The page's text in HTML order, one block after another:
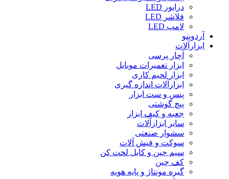
درایور LED
فلاشر LED
لامپ LED
آردوینو
ابزارآلات
آچار پرسی
ابزار تعمیرات موبایل
ابزار لحیم کاری
ابزارآلات اندازه گیری
پنس و ست ابزار
پیچ گوشتی
جعبه و کیف ابزار
سایر ابزارآلات
سشوار صنعتی
سوکت و فیش آلات
سیم چین و کابل لخت کن
کف چین
گیره مونتاژ و پایه هویه